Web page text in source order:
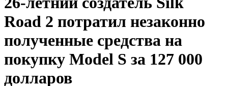
Road 2 потратил незаконно
полученные средства на
покупку Model S за 127 000
долларов